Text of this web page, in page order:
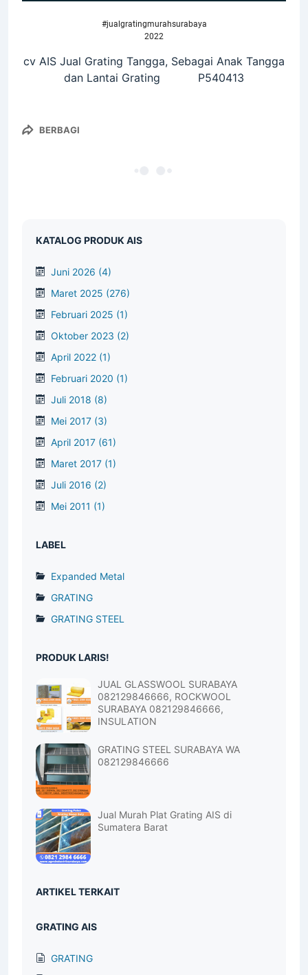
#jualgratingmurahsurabaya
2022
cv AIS Jual Grating Tangga, Sebagai Anak Tangga
dan Lantai Grating P540413
BERBAGI
KATALOG PRODUK AIS
Juni 2026 (4)
Maret 2025 (276)
Februari 2025 (1)
Oktober 2023 (2)
April 2022 (1)
Februari 2020 (1)
Juli 2018 (8)
Mei 2017 (3)
April 2017 (61)
Maret 2017 (1)
Juli 2016 (2)
Mei 2011 (1)
LABEL
Expanded Metal
GRATING
GRATING STEEL
PRODUK LARIS!
JUAL GLASSWOOL SURABAYA
082129846666, ROCKWOOL
SURABAYA 082129846666,
INSULATION
GRATING STEEL SURABAYA WA
082129846666
Jual Murah Plat Grating AIS di
Sumatera Barat
ARTIKEL TERKAIT
GRATING AIS
GRATING